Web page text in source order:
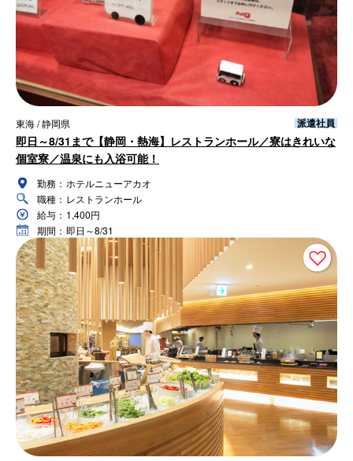
東海 / 静岡県 派遣社員
即日～8/31まで【静岡・熱海】レストランホール／寮はきれいな
個室寮／温泉にも入浴可能！
勤務： ホテルニューアカオ
職種： レストランホール
給与： 1,400円
期間： 即日～8/31